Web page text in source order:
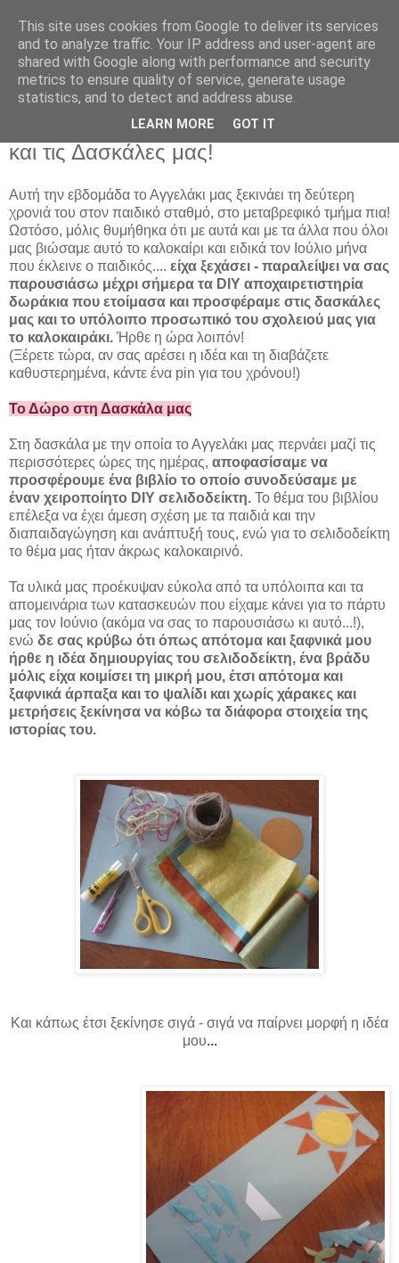
Καλοκαιρινό DIY Δώρο για το σχολείο
και τις Δασκάλες μας!
Αυτή την εβδομάδα το Αγγελάκι μας ξεκινάει τη δεύτερη
χρονιά του στον παιδικό σταθμό, στο μεταβρεφικό τμήμα πια!
Ωστόσο, μόλις θυμήθηκα ότι με αυτά και με τα άλλα που όλοι
μας βιώσαμε αυτό το καλοκαίρι και ειδικά τον Ιούλιο μήνα
που έκλεινε ο παιδικός.... είχα ξεχάσει - παραλείψει να σας
παρουσιάσω μέχρι σήμερα τα DIY αποχαιρετιστηρία
δωράκια που ετοίμασα και προσφέραμε στις δασκάλες
μας και το υπόλοιπο προσωπικό του σχολειού μας για
το καλοκαιράκι. Ήρθε η ώρα λοιπόν!
(Ξέρετε τώρα, αν σας αρέσει η ιδέα και τη διαβάζετε
καθυστερημένα, κάντε ένα pin για του χρόνου!)
Το Δώρο στη Δασκάλα μας
Στη δασκάλα με την οποία το Αγγελάκι μας περνάει μαζί τις
περισσότερες ώρες της ημέρας, αποφασίσαμε να
προσφέρουμε ένα βιβλίο το οποίο συνοδεύσαμε με
έναν χειροποίητο DIY σελιδοδείκτη. Το θέμα του βιβλίου
επέλεξα να έχει άμεση σχέση με τα παιδιά και την
διαπαιδαγώγηση και ανάπτυξή τους, ενώ για το σελιδοδείκτη
το θέμα μας ήταν άκρως καλοκαιρινό.
Τα υλικά μας προέκυψαν εύκολα από τα υπόλοιπα και τα
απομεινάρια των κατασκευών που είχαμε κάνει για το πάρτυ
μας τον Ιούνιο (ακόμα να σας το παρουσιάσω κι αυτό...!),
ενώ δε σας κρύβω ότι όπως απότομα και ξαφνικά μου
ήρθε η ιδέα δημιουργίας του σελιδοδείκτη, ένα βράδυ
μόλις είχα κοιμίσει τη μικρή μου, έτσι απότομα και
ξαφνικά άρπαξα και το ψαλίδι και χωρίς χάρακες και
μετρήσεις ξεκίνησα να κόβω τα διάφορα στοιχεία της
ιστορίας του.
Και κάπως έτσι ξεκίνησε σιγά - σιγά να παίρνει μορφή η ιδέα
μου...
This site uses cookies from Google to deliver its services
and to analyze traffic. Your IP address and user-agent are
shared with Google along with performance and security
metrics to ensure quality of service, generate usage
statistics, and to detect and address abuse.
LEARN MORE GOT IT